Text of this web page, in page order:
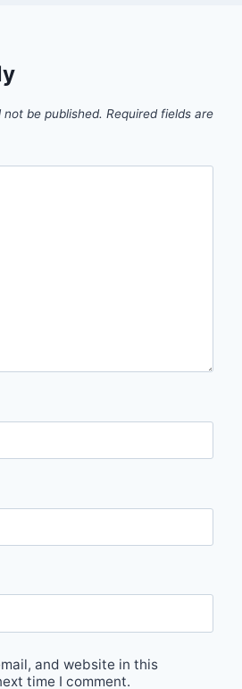
not be published. Required fields are
and website in this
time I comment.